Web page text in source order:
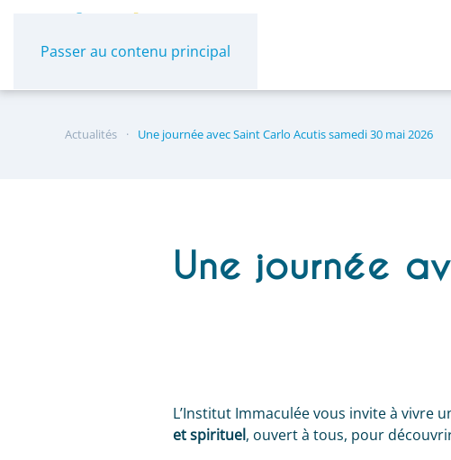
Passer au contenu principal
Actualités Une journée avec Saint Carlo Acutis samedi 30 mai 2026
Une journée
L’Institut Immaculée vous invite à vivre
et spirituel, ouvert à tous, pour
Panneau de gestion des cookies